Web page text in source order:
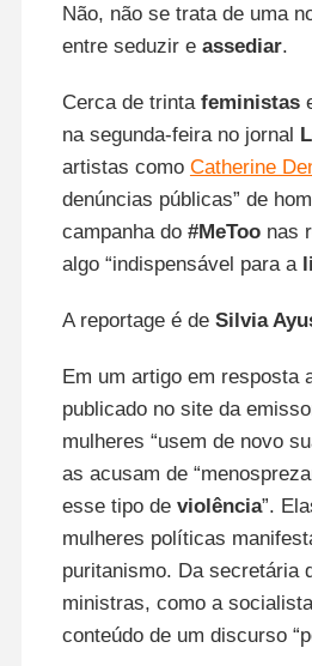
Não, não se trata de uma
entre seduzir e assediar.
Cerca de trinta feministas
na segunda-feira no jornal
artistas como Catherine
denúncias públicas” de
campanha do #MeToonas
algo “indispensável para a
A reportage é de Silvia
Em um artigo em resposta
publicado no site da
mulheres “usem de novo
as acusam de
esse tipo de violência”.
mulheres políticas
puritanismo. Da secretária
ministras, como a
conteúdo de um discurso